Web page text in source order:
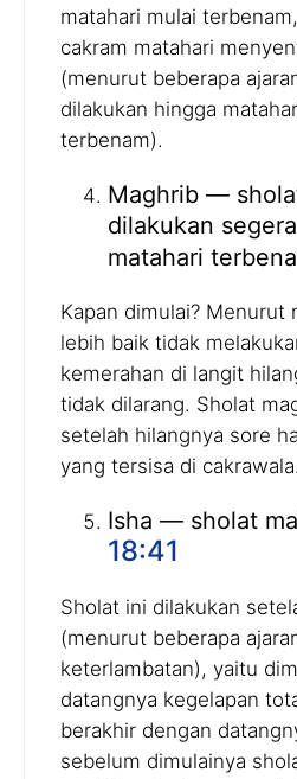
matahari mulai
cakram matahari
(menurut beberapa
dilakukan hingga
terbenam).
Maghrib —
dilakukan
matahari
Kapan dimulai? Menurut
lebih baik tidak
kemerahan di langit
tidak dilarang. Sholat
setelah hilangnya sore
yang tersisa di cakrawala.
Isha — sholat
18:41
Sholat ini dilakukan
(menurut beberapa
keterlambatan), yaitu
datangnya kegelapan
berakhir dengan
sebelum dimulainya